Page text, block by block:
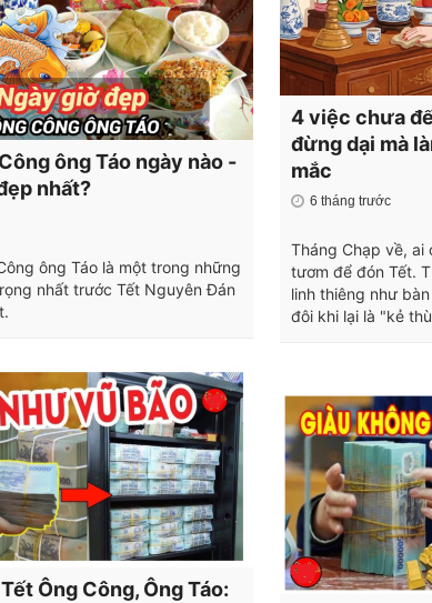
ông Táo ngày nào -
nhất?
ông Táo là một trong những
nhất trước Tết Nguyên Đán
Ông Công, Ông Táo:
4 việc chưa
đừng dại mà
mắc
6 tháng trước
Tháng Chạp về, ai
tươm để đón Tết.
linh thiêng như
đôi khi lại là "kẻ